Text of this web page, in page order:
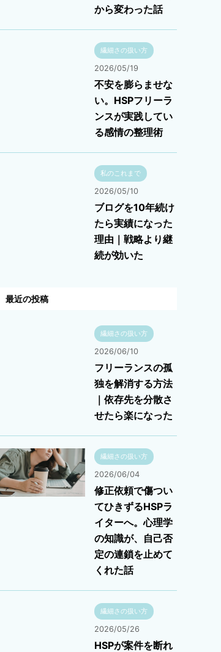
から変わった話
繊細さの扱い方
2026/05/19
不安を膨らませな
い。HSPフリーラ
ンスが実践してい
る感情の整理術
私のこれまで
2026/05/10
ブログを10年続け
たら実績になった
理由｜戦略より継
続が効いた
最近の投稿
繊細さの扱い方
2026/06/10
フリーランスの孤
独を解消する方法
｜依存先を分散さ
せたら楽になった
繊細さの扱い方
2026/06/04
修正依頼で傷つい
てひきずるHSPラ
イターへ。心理学
の知識が、自己否
定の連鎖を止めて
くれた話
繊細さの扱い方
2026/05/26
HSPが案件を断れ